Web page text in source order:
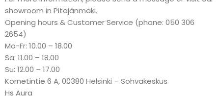
showroom in Pitäjänmäki.
Opening hours & Customer Service (phone: 050 306
2654)
Mo-Fr: 10.00 – 18.00
Sa: 11.00 – 18.00
Su: 12.00 – 17.00
Kornetintie 6 A, 00380 Helsinki – Sohvakeskus
Hs Aura